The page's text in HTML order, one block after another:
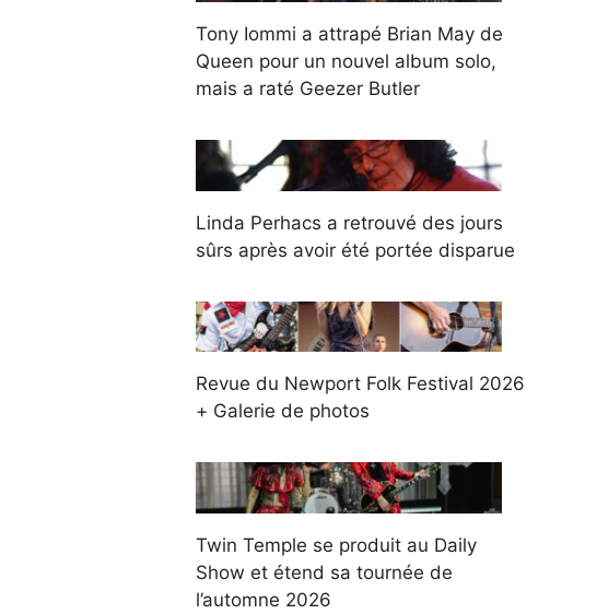
Tony Iommi a attrapé Brian May de
Queen pour un nouvel album solo,
mais a raté Geezer Butler
Linda Perhacs a retrouvé des jours
sûrs après avoir été portée disparue
Revue du Newport Folk Festival 2026
+ Galerie de photos
Twin Temple se produit au Daily
Show et étend sa tournée de
l’automne 2026